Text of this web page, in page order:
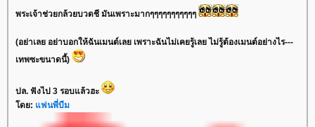
พระเจ้าช่วยกล้วยบวดชี มันเพราะมากๆๆๆๆๆๆๆๆๆๆๆ
(อย่าเลย อย่าบอกให้ฉันเมนต์เลย เพราะฉันไม่เคยรู้เลย ไม่รู้ต้องเมนต์อย่างไร---
เทพซะขนาดนี้)
ปล. ฟังไป 3 รอบแล้วฮะ
โดย: แฟนพี่บีม